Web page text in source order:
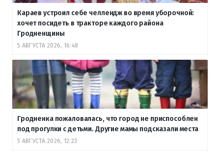
Караев устроил себе челлендж во время уборочной:
хочет посидеть в тракторе каждого района
Гродненщины
5 АВГУСТА 2026, 16:48
Гродненка пожаловалась, что город не приспособлен
под прогулки с детьми. Другие мамы подсказали места
5 АВГУСТА 2026, 12:23